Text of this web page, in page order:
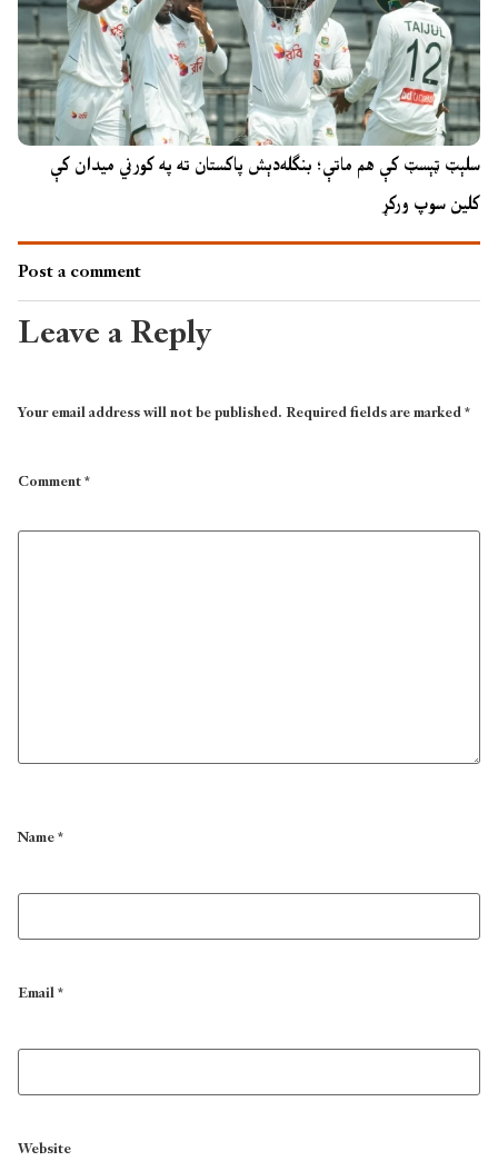
سلېټ ټېسټ کې هم ماتې؛ بنګله‌دېش پاکستان ته په کورني میدان کې
کلین سوپ ورکړ
Post a comment
Leave a Reply
Your email address will not be published.Required fields are marked*
Comment*
Name*
Email*
Website